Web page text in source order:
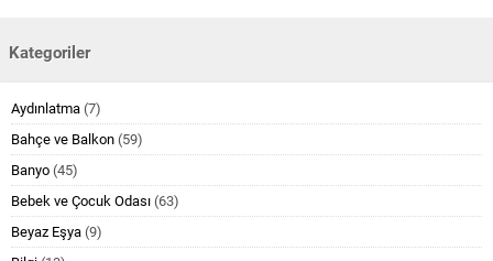
Kategoriler
Aydınlatma (7)
Bahçe ve Balkon (59)
Banyo (45)
Bebek ve Çocuk Odası (63)
Beyaz Eşya (9)